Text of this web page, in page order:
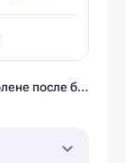
Мне назначили операцию на колене после беременности. Оказалось — это было ошибкой